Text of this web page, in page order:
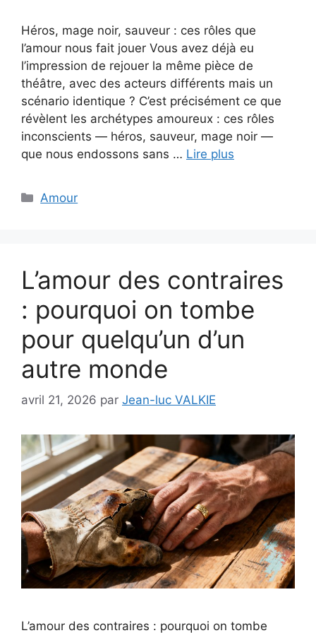
Héros, mage noir, sauveur : ces rôles que
l’amour nous fait jouer Vous avez déjà eu
l’impression de rejouer la même pièce de
théâtre, avec des acteurs différents mais un
scénario identique ? C’est précisément ce que
révèlent les archétypes amoureux : ces rôles
inconscients — héros, sauveur, mage noir —
que nous endossons sans … Lire plus
Catégories
Amour
L’amour des contraires
: pourquoi on tombe
pour quelqu’un d’un
autre monde
avril 21, 2026 par Jean-luc VALKIE
L’amour des contraires : pourquoi on tombe